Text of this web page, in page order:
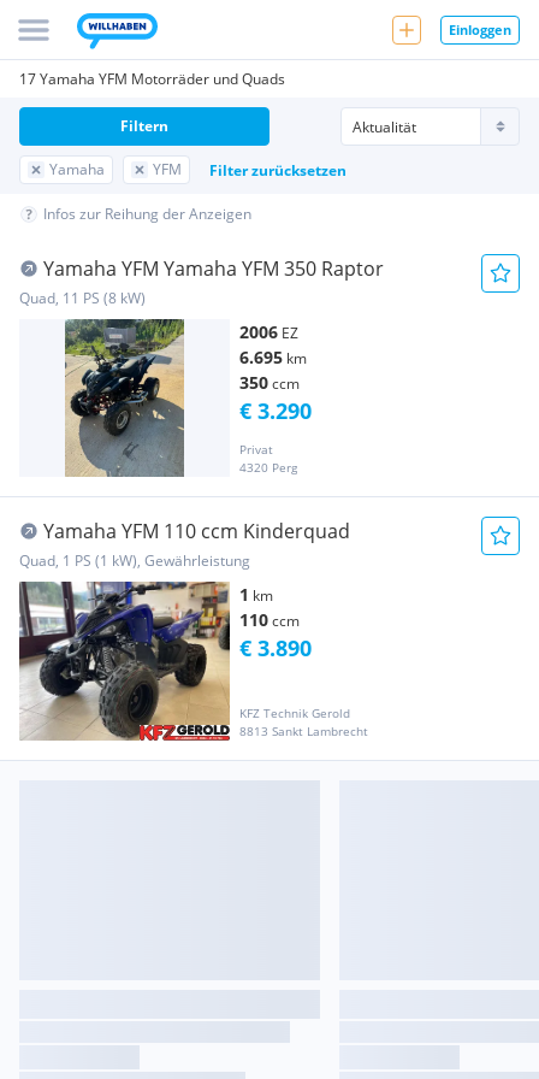
Einloggen
17 Yamaha YFM Motorräder und Quads
Yamaha YFM Filter zurücksetzen
Filtern
Infos zur Reihung der Anzeigen
Yamaha YFM Yamaha YFM 350 Raptor
Quad, 11 PS (8 kW)
2006 EZ
6.695 km
350ccm
Privat
4320 Perg
€ 3.290
Yamaha YFM 110 ccm Kinderquad
Quad, 1 PS (1 kW), Gewährleistung
1 km
110ccm
KFZ Technik Gerold
8813 Sankt Lambrecht
€ 3.890